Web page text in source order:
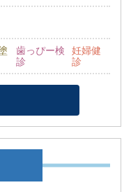
歯っぴー検
診
妊婦健
診